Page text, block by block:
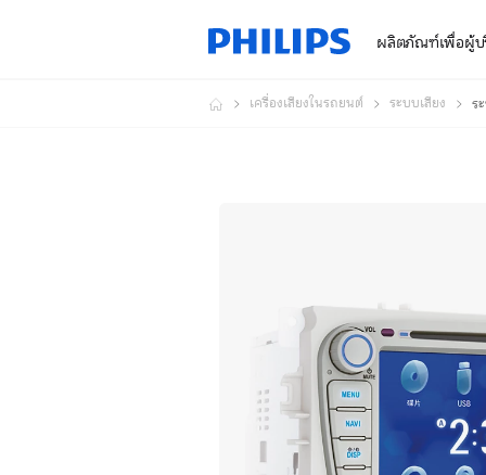
ผลิตภัณฑ์เพื่อผู้บ
เครื่องเสียงในรถยนต์ ระบบเสียง ร